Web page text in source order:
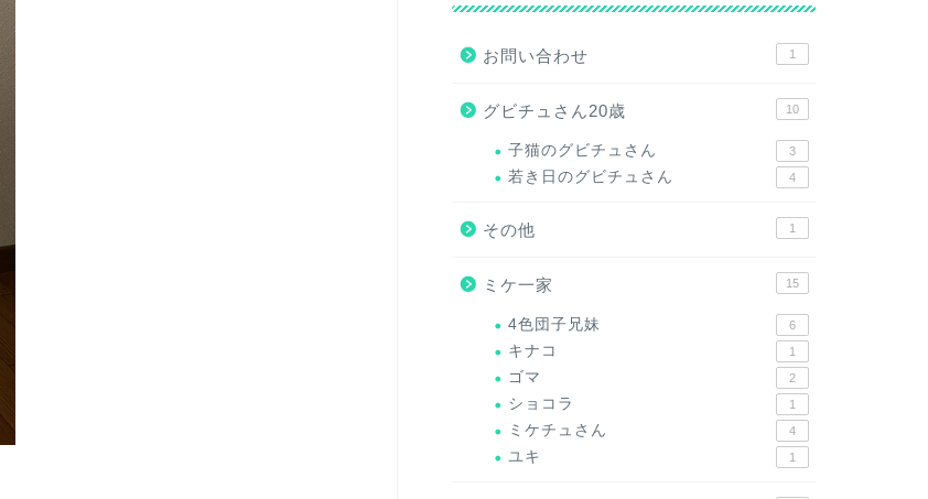
お問い合わせ 1
グビチュさん20歳 10
子猫のグビチュさん 3
若き日のグビチュさん 4
その他 1
ミケ一家 15
4色団子兄妹 6
キナコ 1
ゴマ 2
ショコラ 1
ミケチュさん 4
ユキ 1